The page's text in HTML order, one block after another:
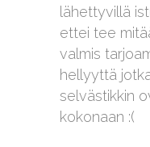
lähettyvillä
ettei tee
valmis
hellyyttä
selvästikkin
kokonaan :(